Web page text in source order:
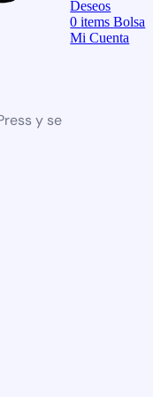
y se
Deseos
0items Bolsa
Mi Cuenta